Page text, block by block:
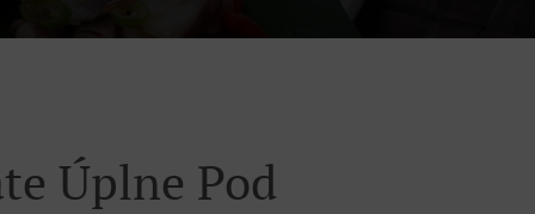
Úplne Pod